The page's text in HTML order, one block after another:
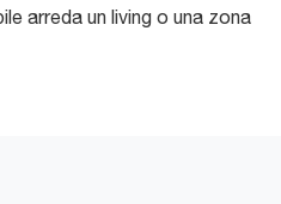
arreda un living o una zona